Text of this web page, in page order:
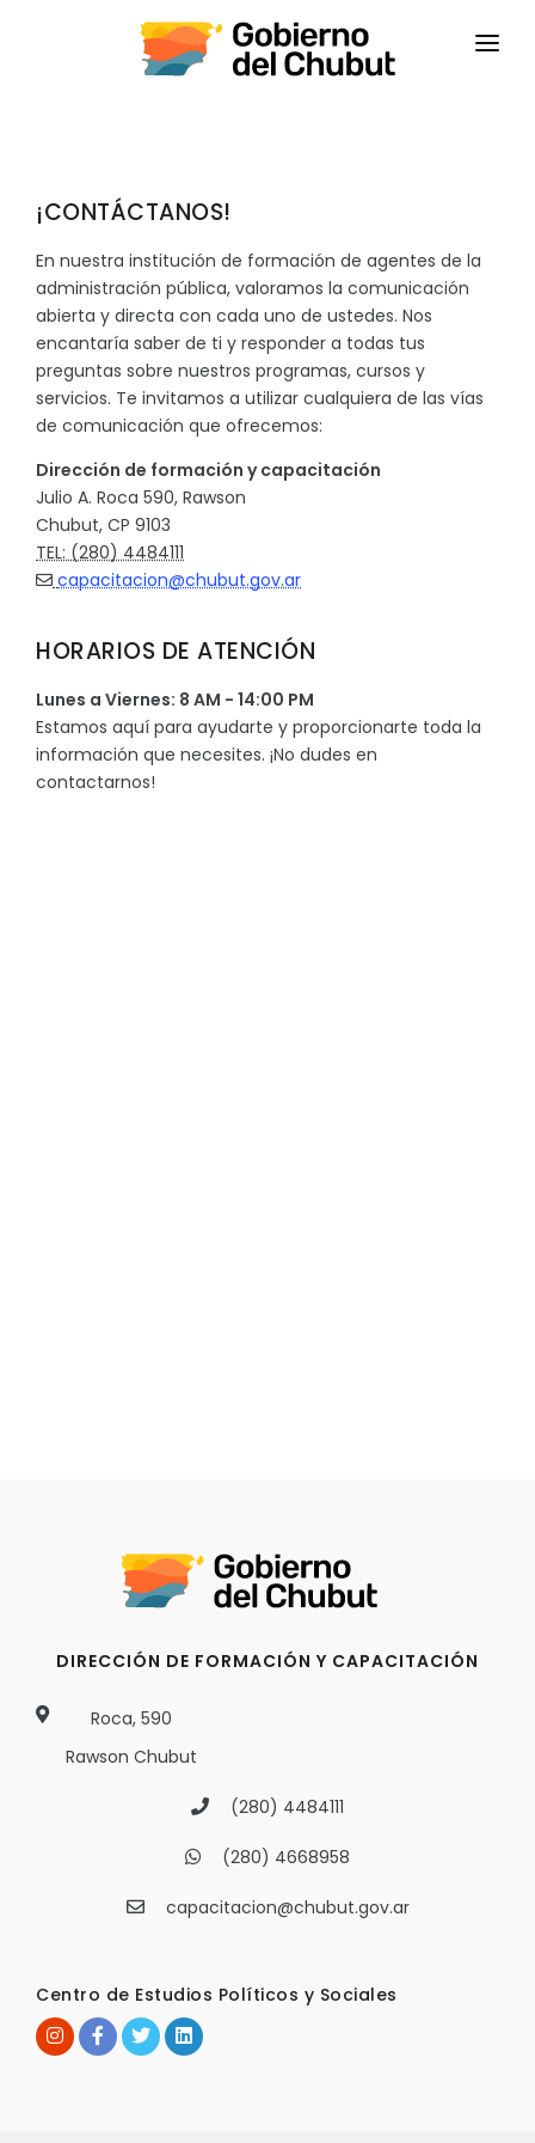
CAPACITACIONES
CONTACTANOS
CAMPUS VIRTUAL
CEPS
¡CONTÁCTANOS!
En nuestra institución de formación de agentes de la
administración pública, valoramos la comunicación
abierta y directa con cada uno de ustedes. Nos
encantaría saber de ti y responder a todas tus
preguntas sobre nuestros programas, cursos y
servicios. Te invitamos a utilizar cualquiera de las vías
de comunicación que ofrecemos:
Dirección de formación y capacitación
Julio A. Roca 590, Rawson
Chubut, CP 9103
TEL: (280) 4484111
capacitacion@chubut.gov.ar
HORARIOS DE ATENCIÓN
Lunes a Viernes: 8 AM - 14:00 PM
Estamos aquí para ayudarte y proporcionarte toda la
información que necesites. ¡No dudes en
contactarnos!
DIRECCIÓN DE FORMACIÓN Y CAPACITACIÓN
Roca, 590
Rawson Chubut
(280) 4484111
(280) 4668958
capacitacion@chubut.gov.ar
Centro de Estudios Políticos y Sociales